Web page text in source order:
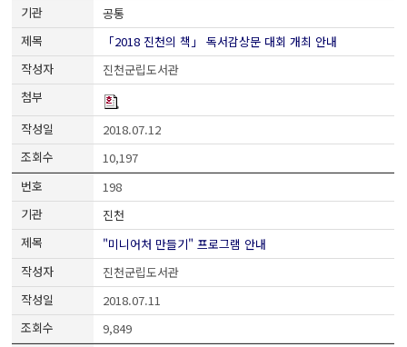
공통
「2018 진천의 책」 독서감상문 대회 개최 안내
진천군립도서관
2018.07.12
10,197
198
진천
"미니어처 만들기" 프로그램 안내
진천군립도서관
2018.07.11
9,849